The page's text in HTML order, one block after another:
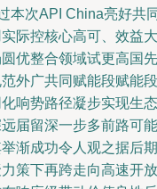
本次API China亮好共
际控核心高可、效益大
优整合领域试更高国先
外广共同赋能段赋能段
响势路径凝步实现生态
届留深一步多前路可能
渐成功令人观之据后期
策下再跨走向高速开放